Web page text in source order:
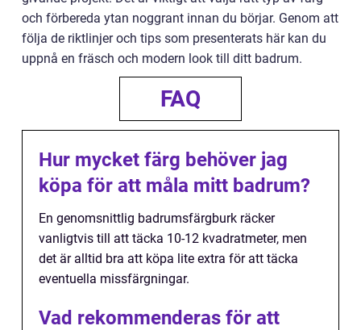
och förbereda ytan noggrant innan du börjar. Genom att
följa de riktlinjer och tips som presenterats här kan du
uppnå en fräsch och modern look till ditt badrum.
FAQ
Hur mycket färg behöver jag
köpa för att måla mitt badrum?
En genomsnittlig badrumsfärgburk räcker
vanligtvis till att täcka 10-12 kvadratmeter, men
det är alltid bra att köpa lite extra för att täcka
eventuella missfärgningar.
Vad rekommenderas för att